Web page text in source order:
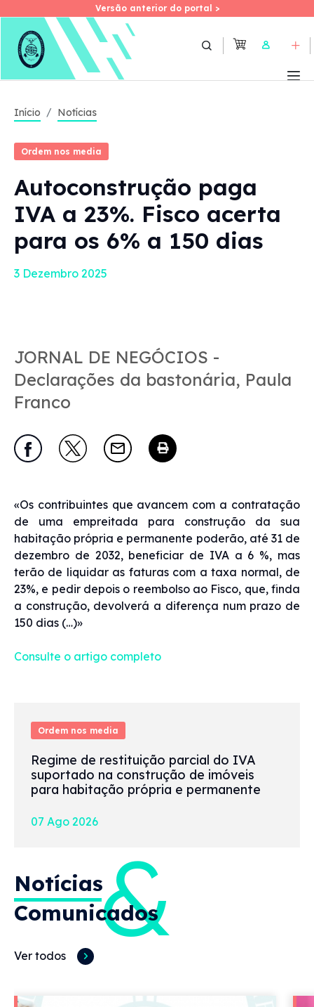
Skip
Versão anterior do portal >
Versão anterior do portal >
User
Início Notícias
Ordem nos media
Autoconstrução paga
IVA a 23%. Fisco acerta
para os 6% a 150 dias
3 Dezembro 2025
Ordem nos media
Regime de restituição parcial do IVA
suportado na construção de imóveis
para habitação própria e permanente
07 Ago 2026
JORNAL DE NEGÓCIOS -
Declarações da bastonária, Paula
Franco
«Os contribuintes que avancem com a contratação
de uma empreitada para construção da sua
habitação própria e permanente poderão, até 31 de
dezembro de 2032, beneficiar de IVA a 6 %, mas
terão de liquidar as faturas com a taxa normal, de
23%, e pedir depois o reembolso ao Fisco, que, finda
a construção, devolverá a diferença num prazo de
150 dias (…)»
Consulte o artigo completo
Notícias&
Comunicados
Ver todos